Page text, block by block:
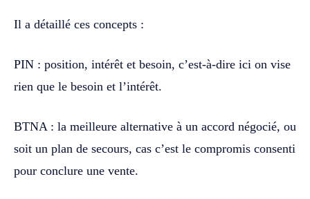
Il a détaillé ces concepts :
PIN : position, intérêt et besoin, c’est-à-dire ici on vise
rien que le besoin et l’intérêt.
BTNA : la meilleure alternative à un accord négocié, ou
soit un plan de secours, cas c’est le compromis consenti
pour conclure une vente.